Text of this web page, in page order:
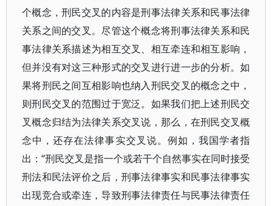
个概念，刑民交叉的内容是刑事法律关系和民事法律
关系之间的交叉。尽管这个概念将刑事法律关系和民
事法律关系描述为相互交叉、相互牵连和相互影响，
但并没有对这三种形式的交叉进行进一步的分析。如
果将刑民之间互相影响也纳入刑民交叉的概念之中，
则刑民交叉的范围过于宽泛。如果我们把上述刑民交
叉概念归结为法律关系交叉说，那么，在刑民交叉概
念中，还存在法律事实交叉说。例如，我国学者指
出：“刑民交叉是指一个或若干个自然事实在同时接受
刑法和民法评价之后，刑事法律事实和民事法律事实
出现竞合或牵连，导致刑事法律责任与民事法律责任